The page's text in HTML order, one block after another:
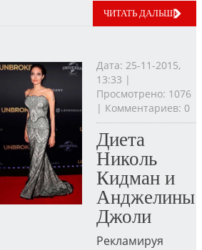
ЧИТАТЬ ДАЛЬШЕ
Дата: 25-11-2015,
13:33 |
Просмотрено: 1076
| Комментариев: 0
Диета
Николь
Кидман и
Анджелины
Джоли
Рекламируя